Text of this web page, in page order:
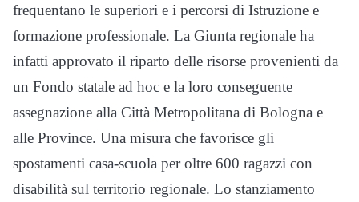
frequentano le superiori e i percorsi di Istruzione e
formazione professionale. La Giunta regionale ha
infatti approvato il riparto delle risorse provenienti da
un Fondo statale ad hoc e la loro conseguente
assegnazione alla Città Metropolitana di Bologna e
alle Province. Una misura che favorisce gli
spostamenti casa-scuola per oltre 600 ragazzi con
disabilità sul territorio regionale. Lo stanziamento